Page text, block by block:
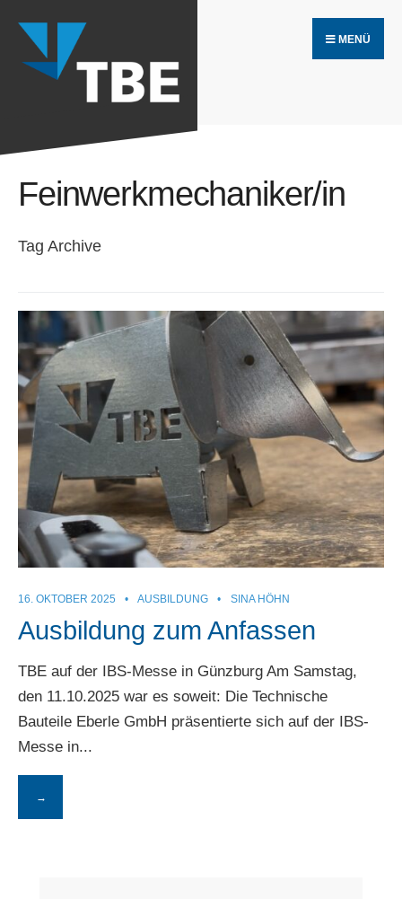
Skip
content
MENÜ
Feinwerkmechaniker/in
Tag Archive
16. OKTOBER 2025 • AUSBILDUNG • SINA HÖHN
Ausbildung zum Anfassen
TBE auf der IBS-Messe in Günzburg Am Samstag,
den 11.10.2025 war es soweit: Die Technische
Bauteile Eberle GmbH präsentierte sich auf der IBS-
Messe in...
→